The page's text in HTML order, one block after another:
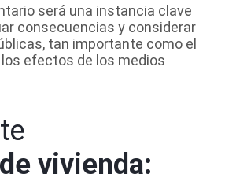
será una instancia clave
consecuencias y considerar
tan importante como el
efectos de los medios
vivienda: